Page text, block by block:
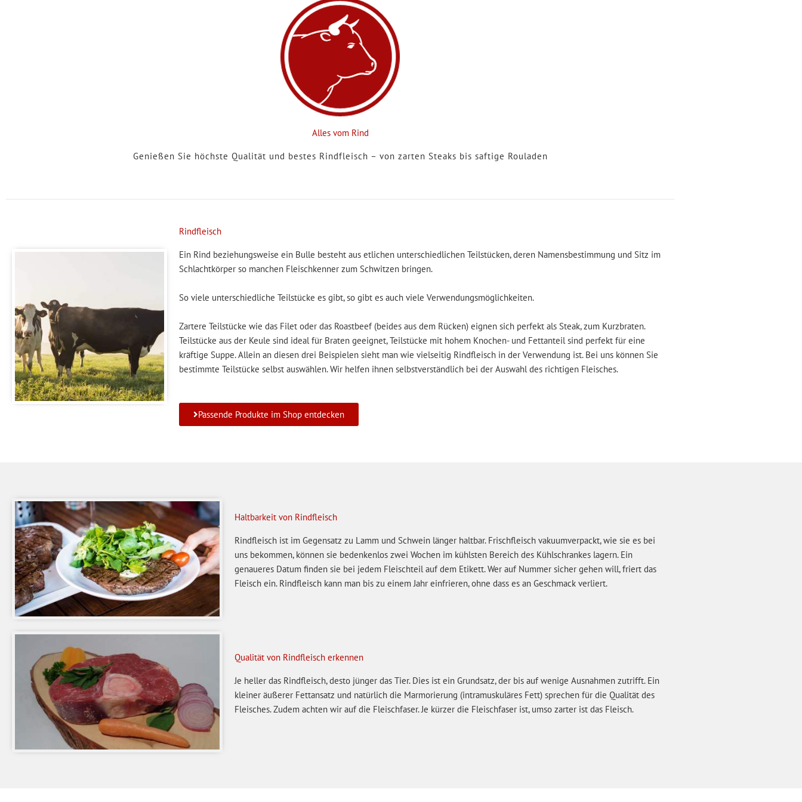
Alles vom Rind
Genießen Sie höchste Qualität und bestes Rindfleisch – von zarten Steaks bis saftige Rouladen
Rindfleisch
Ein Rind beziehungsweise ein Bulle besteht aus etlichen unterschiedlichen Teilstücken, deren Namensbestimmung und Sitz im
Schlachtkörper so manchen Fleischkenner zum Schwitzen bringen.
So viele unterschiedliche Teilstücke es gibt, so gibt es auch viele Verwendungsmöglichkeiten.
Zartere Teilstücke wie das Filet oder das Roastbeef (beides aus dem Rücken) eignen sich perfekt als Steak, zum Kurzbraten.
Teilstücke aus der Keule sind ideal für Braten geeignet, Teilstücke mit hohem Knochen- und Fettanteil sind perfekt für eine
kräftige Suppe. Allein an diesen drei Beispielen sieht man wie vielseitig Rindfleisch in der Verwendung ist. Bei uns können Sie
bestimmte Teilstücke selbst auswählen. Wir helfen ihnen selbstverständlich bei der Auswahl des richtigen Fleisches.
Passende Produkte im Shop entdecken
Haltbarkeit von Rindfleisch
Rindfleisch ist im Gegensatz zu Lamm und Schwein länger haltbar. Frischfleisch vakuumverpackt, wie sie es bei
uns bekommen, können sie bedenkenlos zwei Wochen im kühlsten Bereich des Kühlschrankes lagern. Ein
genaueres Datum finden sie bei jedem Fleischteil auf dem Etikett. Wer auf Nummer sicher gehen will, friert das
Fleisch ein. Rindfleisch kann man bis zu einem Jahr einfrieren, ohne dass es an Geschmack verliert.
Qualität von Rindfleisch erkennen
Je heller das Rindfleisch, desto jünger das Tier. Dies ist ein Grundsatz, der bis auf wenige Ausnahmen zutrifft. Ein
kleiner äußerer Fettansatz und natürlich die Marmorierung (intramuskuläres Fett) sprechen für die Qualität des
Fleisches. Zudem achten wir auf die Fleischfaser. Je kürzer die Fleischfaser ist, umso zarter ist das Fleisch.